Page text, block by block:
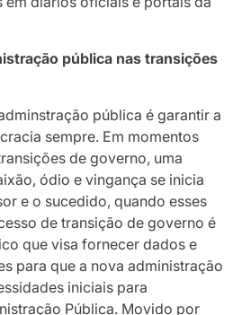
pública nas transições
pública é garantir a
sempre. Em momentos
de governo, uma
ódio e vingança se inicia
e o sucedido, quando esses
de transição de governo é
que visa fornecer dados e
para que a nova administração
iniciais para
Pública. Movido por